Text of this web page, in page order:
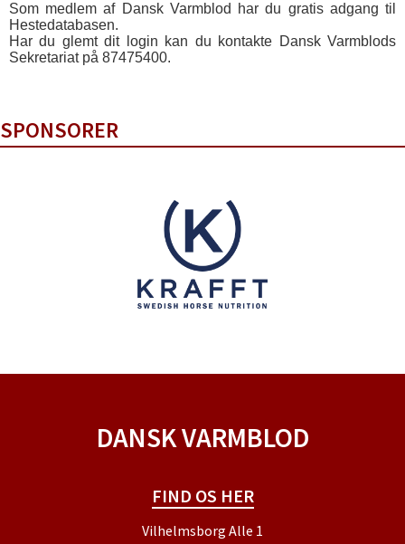
Som medlem af Dansk Varmblod har du gratis adgang til
Hestedatabasen.
Har du glemt dit login kan du kontakte Dansk Varmblods
Sekretariat på 87475400.
SPONSORER
DANSK VARMBLOD
FIND OS HER
Vilhelmsborg Alle 1